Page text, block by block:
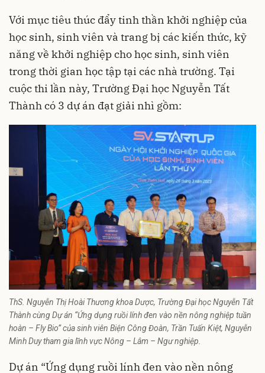
Với mục tiêu thúc đẩy tinh thần khởi nghiệp của
học sinh, sinh viên và trang bị các kiến thức, kỹ
năng về khởi nghiệp cho học sinh, sinh viên
trong thời gian học tập tại các nhà trường. Tại
cuộc thi lần này, Trường Đại học Nguyễn Tất
Thành có 3 dự án đạt giải nhì gồm:
ThS. Nguyễn Thị Hoài Thương khoa Dược, Trường Đại học Nguyễn Tất
Thành cùng Dự án “Ứng dụng ruồi lính đen vào nền nông nghiệp tuần
hoàn – Fly Bio” của sinh viên Biện Công Đoàn, Trần Tuấn Kiệt, Nguyễn
Minh Duy tham gia lĩnh vực Nông – Lâm – Ngư nghiệp.
Dự án “Ứng dụng ruồi lính đen vào nền nông